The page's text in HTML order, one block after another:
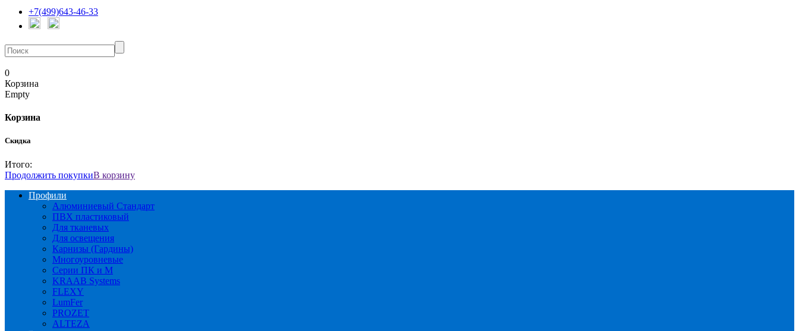
+7(499)643-46-33
0
Корзина
Empty
Корзина
Скидка
Итого:
Продолжить покупкиВ корзину
Профили
Алюминиевый Стандарт
ПВХ пластиковый
Для тканевых
Для освещения
Карнизы (Гардины)
Многоуровневые
Серии ПК и М
KRAAB Systems
FLEXY
LumFer
PROZET
ALTEZA